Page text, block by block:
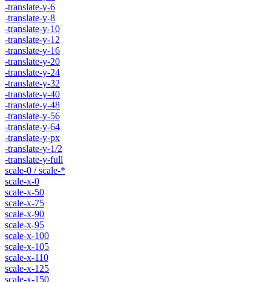
-translate-y-6
-translate-y-8
-translate-y-10
-translate-y-12
-translate-y-16
-translate-y-20
-translate-y-24
-translate-y-32
-translate-y-40
-translate-y-48
-translate-y-56
-translate-y-64
-translate-y-px
-translate-y-1/2
-translate-y-full
scale-0 / scale-*
scale-x-0
scale-x-50
scale-x-75
scale-x-90
scale-x-95
scale-x-100
scale-x-105
scale-x-110
scale-x-125
scale-x-150